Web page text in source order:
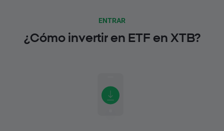
ENTRAR
¿Cómo invertir en ETF en XTB?